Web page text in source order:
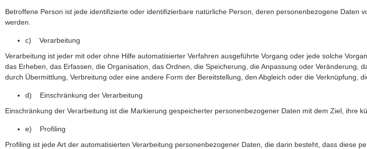
Betroffene Person ist jede identifizierte oder identifizierbare natürliche Person, deren personenbezogene Daten
werden.
c) Verarbeitung
Verarbeitung ist jeder mit oder ohne Hilfe automatisierter Verfahren ausgeführte Vorgang oder jede solche
das Erheben, das Erfassen, die Organisation, das Ordnen, die Speicherung, die Anpassung oder Veränderung,
durch Übermittlung, Verbreitung oder eine andere Form der Bereitstellung, den Abgleich oder die Verknüpfung,
d) Einschränkung der Verarbeitung
Einschränkung der Verarbeitung ist die Markierung gespeicherter personenbezogener Daten mit dem Ziel, ihre
e) Profiling
Profiling ist jede Art der automatisierten Verarbeitung personenbezogener Daten, die darin besteht, dass diese